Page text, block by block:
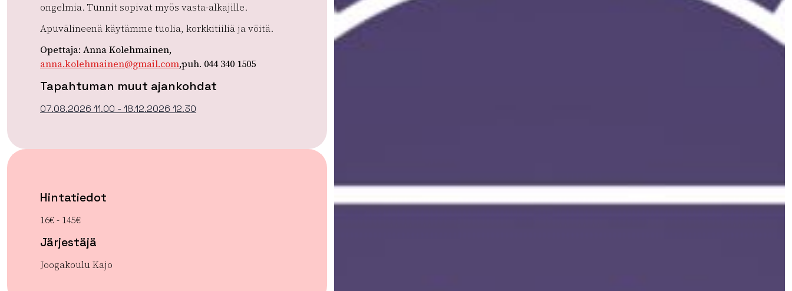
ongelmia. Tunnit sopivat myös vasta-alkajille.
Apuvälineenä käytämme tuolia, korkkitiiliä ja vöitä.
Opettaja: Anna Kolehmainen,
anna.kolehmainen@gmail.com,puh. 044 340 1505
Tapahtuman muut ajankohdat
07.08.2026 11.00 - 18.12.2026 12.30
Hintatiedot
16€ - 145€
Järjestäjä
Joogakoulu Kajo